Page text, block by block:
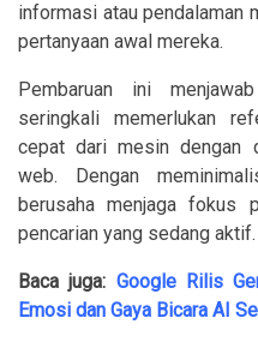
informasi atau pendalaman
pertanyaan awal mereka.
Pembaruan ini
seringkali memerlukan
cepat dari mesin dengan
web. Dengan
berusaha menjaga fokus
pencarian yang sedang aktif.
Baca juga: Google Rilis
Emosi dan Gaya Bicara AI